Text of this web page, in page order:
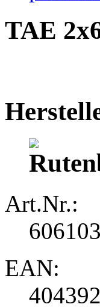
TAE
Art.Nr.:
EAN: